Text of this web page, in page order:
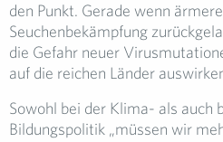
den Punkt. Gerade wenn
Seuchenbekämpfung
die Gefahr neuer
auf die reichen Länder
Sowohl bei der Klima- als
Bildungspolitik „müssen wir